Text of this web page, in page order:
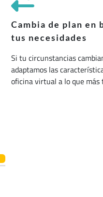
Cambia de plan en
tus necesidades
Si tu circunstancias
adaptamos las
oficina virtual a lo que más